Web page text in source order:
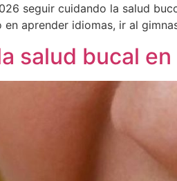
seguir cuidando la salud
en aprender idiomas, ir al
salud bucal